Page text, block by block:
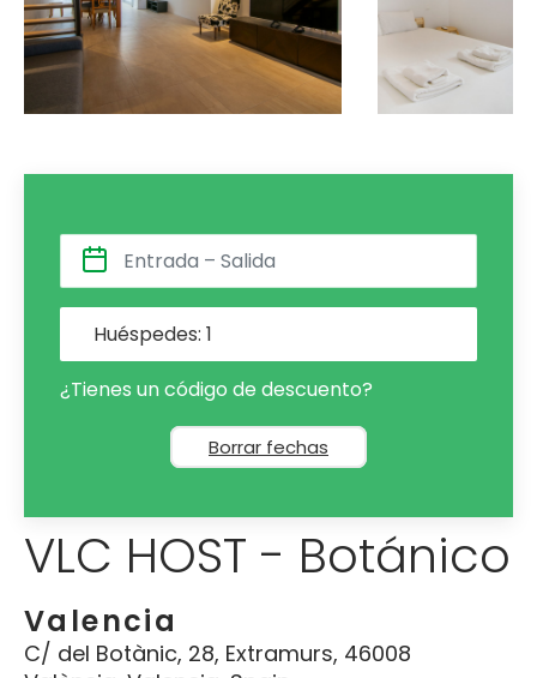
VLC HOST - Botánico
Valencia
C/ del Botànic, 28, Extramurs, 46008
Huéspedes: 1
¿Tienes un código de descuento?
Borrar fechas